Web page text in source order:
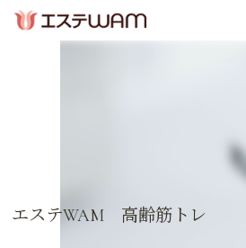
エステWAM 高齢筋トレ